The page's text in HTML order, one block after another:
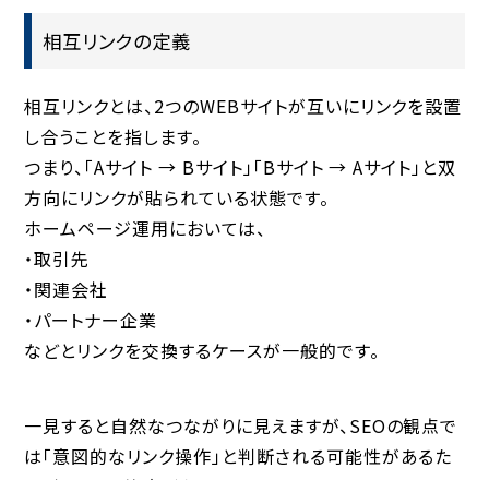
相互リンクの定義
相互リンクとは、2つのWEBサイトが互いにリンクを設置
し合うことを指します。
つまり、「Aサイト → Bサイト」「Bサイト → Aサイト」と双
方向にリンクが貼られている状態です。
ホームページ運用においては、
・取引先
・関連会社
・パートナー企業
などとリンクを交換するケースが一般的です。
一見すると自然なつながりに見えますが、SEOの観点で
は「意図的なリンク操作」と判断される可能性があるた